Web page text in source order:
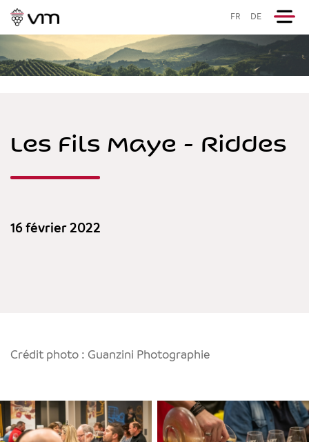
FR DE
Les Fils Maye - Riddes
16 février 2022
Crédit photo : Guanzini Photographie